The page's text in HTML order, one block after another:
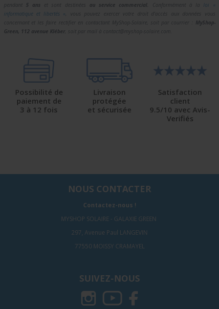
pendant 5 ans et sont destinées au service commercial. Conformément à la loi «
informatique et libertés » , vous pouvez exercer votre droit d'accès aux données vous
concernant et les faire rectifier en contactant MyShop-Solaire, soit par courrier :
MyShop-
Green, 112 avenue Kléber , soit par mail à contact@myshop-solaire.com.
Possibilité de
paiement de
3 à 12 fois
Livraison
protégée
et sécurisée
Satisfaction
client
9.5/10 avec Avis-
Verifiés
NOUS CONTACTER
Contactez-nous !
MYSHOP SOLAIRE - GALAXIE GREEN
297, Avenue Paul LANGEVIN
77550 MOISSY CRAMAYEL
SUIVEZ-NOUS